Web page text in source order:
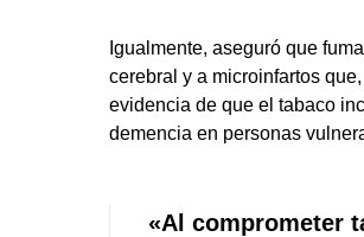
Igualmente, aseguró que
cerebral y a microinfartos
evidencia de que el tabaco
demencia en personas
«Al comprometer